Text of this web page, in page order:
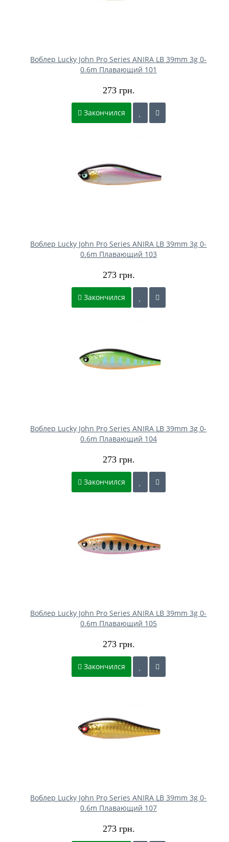
Воблер Lucky John Pro Series ANIRA LB 39mm 3g 0-
0.6m Плавающий 101
273 грн.
Закончился
Воблер Lucky John Pro Series ANIRA LB 39mm 3g 0-
0.6m Плавающий 103
273 грн.
Закончился
Воблер Lucky John Pro Series ANIRA LB 39mm 3g 0-
0.6m Плавающий 104
273 грн.
Закончился
Воблер Lucky John Pro Series ANIRA LB 39mm 3g 0-
0.6m Плавающий 105
273 грн.
Закончился
Воблер Lucky John Pro Series ANIRA LB 39mm 3g 0-
0.6m Плавающий 107
273 грн.